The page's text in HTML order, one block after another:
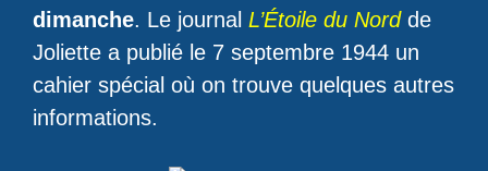
dimanche. Le journal L’Étoile du Nordde
Joliette a publié le 7 septembre 1944 un
cahier spécial où on trouve quelques autres
informations.